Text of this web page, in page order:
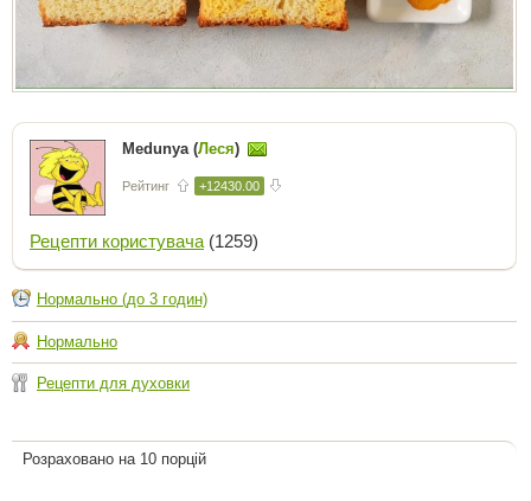
Medunya (Леся)
Рейтинг +12430.00
Рецепти користувача (1259)
Нормально (до 3 годин)
Нормально
Рецепти для духовки
Розраховано на 10 порцій